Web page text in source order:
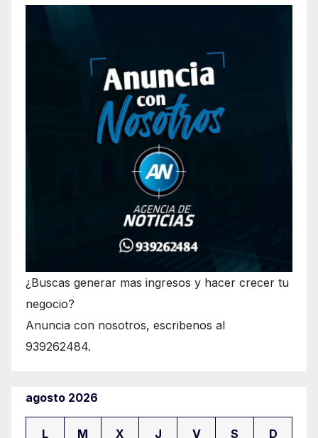
¿Buscas generar mas ingresos y hacer crecer tu
negocio?
Anuncia con nosotros, escribenos al
939262484.
agosto 2026
L M X J V S D